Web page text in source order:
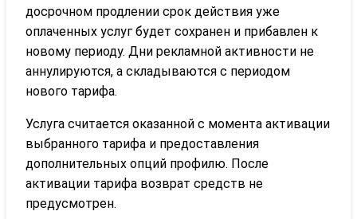
досрочном продлении срок действия уже
оплаченных услуг будет сохранен и прибавлен к
новому периоду. Дни рекламной активности не
аннулируются, а складываются с периодом
нового тарифа.
Услуга считается оказанной с момента активации
выбранного тарифа и предоставления
дополнительных опций профилю. После
активации тарифа возврат средств не
предусмотрен.